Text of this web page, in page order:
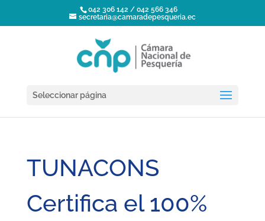
042 306 142 / 042 566 346
secretaria@camaradepesqueria.ec
Seleccionar página
TUNACONS
Certifica el 100%